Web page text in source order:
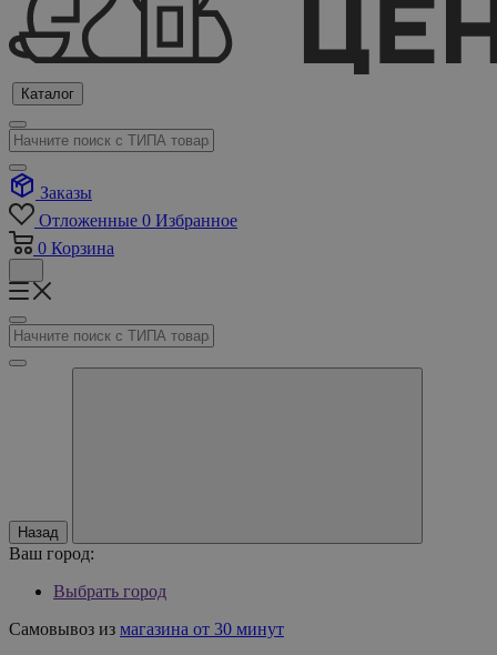
Каталог
Заказы
Отложенные 0 Избранное
0 Корзина
Назад
Ваш город:
Выбрать город
Самовывоз из магазина от 30 минут